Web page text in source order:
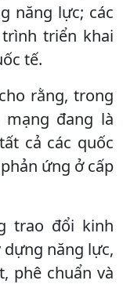
năng lực; các
triển khai
tế.
rằng, trong
đang là
cả các quốc
ứng ở cấp
trao đổi kinh
năng lực,
phê chuẩn và